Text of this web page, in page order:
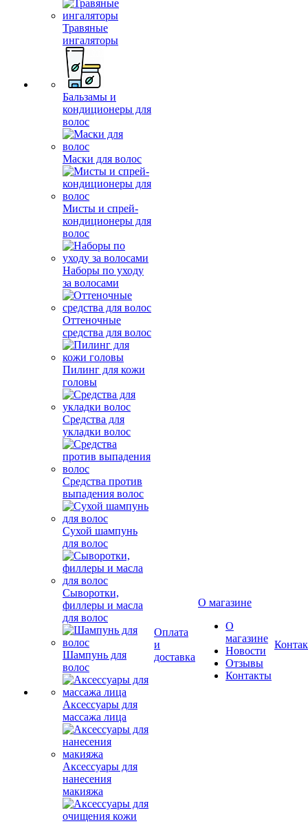
Травяные
ингаляторы
Бальзамы и
кондиционеры для
волос
Маски для волос
Мисты и спрей-
кондиционеры для
волос
Наборы по уходу
за волосами
Оттеночные
средства для волос
Пилинг для кожи
головы
Средства для
укладки волос
Средства против
выпадения волос
Сухой шампунь
для волос
Сыворотки,
филлеры и масла
для волос
Шампунь для
волос
Аксессуары для
массажа лица
Аксессуары для
нанесения
макияжа
Оплата
и
доставка
О магазине
О
магазине
Новости
Отзывы
Контакты